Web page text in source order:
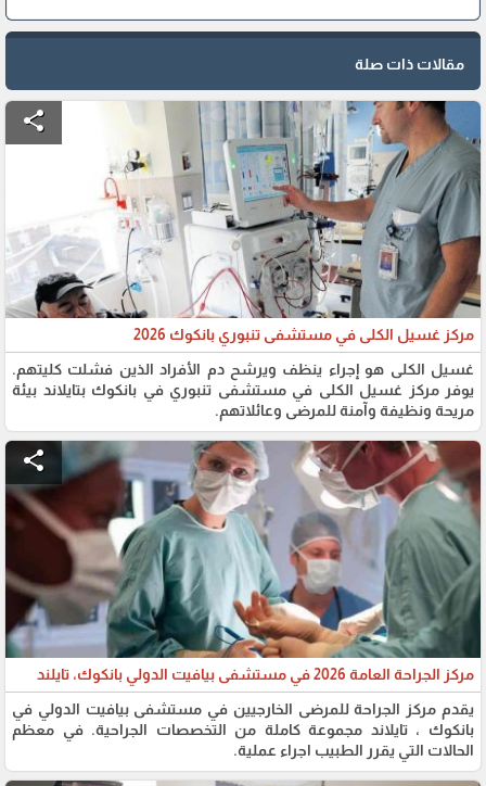
مقالات ذات صلة
share
مركز غسيل الكلى في مستشفى تنبوري بانكوك 2026
غسيل الكلى هو إجراء ينظف ويرشح دم الأفراد الذين فشلت كليتهم.
يوفر مركز غسيل الكلى في مستشفى تنبوري في بانكوك بتايلاند بيئة
مريحة ونظيفة وآمنة للمرضى وعائلاتهم.
share
مركز الجراحة العامة 2026 في مستشفى بيافيت الدولي بانكوك، تايلند
يقدم مركز الجراحة للمرضى الخارجيين في مستشفى بيافيت الدولي في
بانكوك ، تايلاند مجموعة كاملة من التخصصات الجراحية. في معظم
الحالات التي يقرر الطبيب اجراء عملية.